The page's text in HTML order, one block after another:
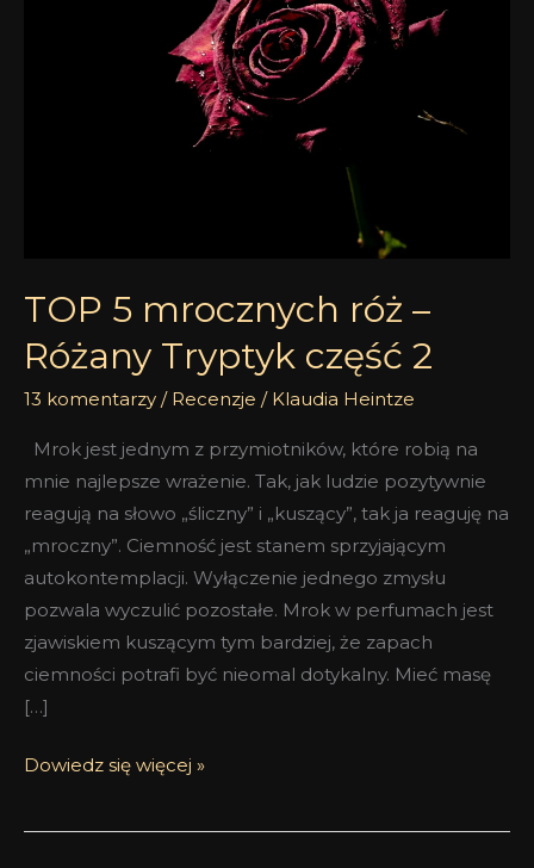
TOP 5 mrocznych róż –
Różany Tryptyk część 2
13 komentarzy / Recenzje / Klaudia Heintze
Mrok jest jednym z przymiotników, które robią na
mnie najlepsze wrażenie. Tak, jak ludzie pozytywnie
reagują na słowo „śliczny” i „kuszący”, tak ja reaguję na
„mroczny”. Ciemność jest stanem sprzyjającym
autokontemplacji. Wyłączenie jednego zmysłu
pozwala wyczulić pozostałe. Mrok w perfumach jest
zjawiskiem kuszącym tym bardziej, że zapach
ciemności potrafi być nieomal dotykalny. Mieć masę
[…]
Dowiedz się więcej »